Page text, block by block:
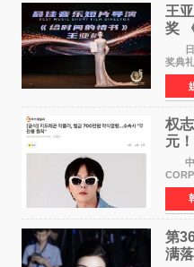
王
奖
客
日前
奖典
李东
亚楠
影《
权
元
号
中
龙的
害、
法律
第
满